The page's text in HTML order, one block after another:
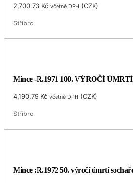
2,700.73 Kč včetně DPH (CZK)
Stříbro
Mince -R.1971 100. VÝROČÍ
4,190.79 Kč včetně DPH (CZK)
Stříbro
Mince :R.1972 50. výročí úmrtí